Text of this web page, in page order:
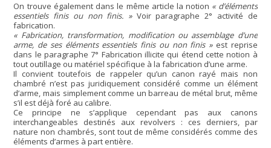
On trouve également dans le même article la notion « d’éléments
essentiels finis ou non finis. »Voir paragraphe 2° activité de
fabrication.
« Fabrication, transformation, modification ou assemblage d’une
arme, de ses éléments essentiels finis ou non finis »est reprise
dans le paragraphe 7° Fabrication illicite qui étend cette notion à
tout outillage ou matériel spécifique à la fabrication d’une arme.
Il convient toutefois de rappeler qu’un canon rayé mais non
chambré n’est pas juridiquement considéré comme un élément
d’arme, mais simplement comme un barreau de métal brut, même
s’il est déjà foré au calibre.
Ce principe ne s’applique cependant pas aux canons
interchangeables destinés aux revolvers : ces derniers, par
nature non chambrés, sont tout de même considérés comme des
éléments d’armes à part entière.